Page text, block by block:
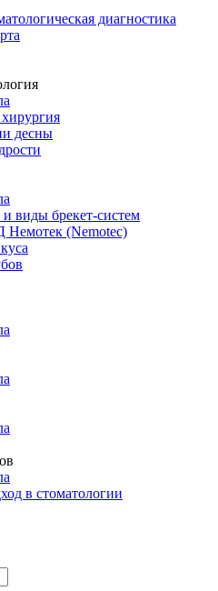
диагностика
десны
виды брекет-систем
Немотек (Nemotec)
в стоматологии